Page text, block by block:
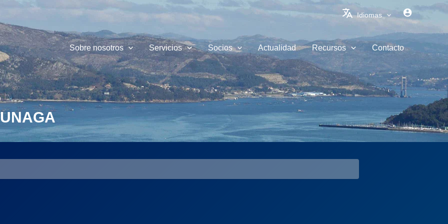
Idiomas
Sobre nosotros Servicios Socios Actualidad Recursos Contacto